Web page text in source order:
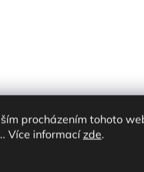
procházením tohoto
Více informací zde.